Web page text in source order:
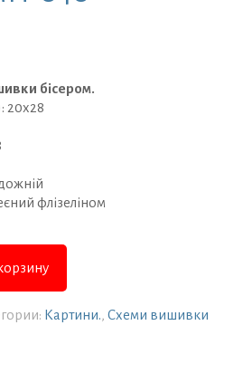
бісером.
20х28
флізеліном
Картини. Схеми вишивки